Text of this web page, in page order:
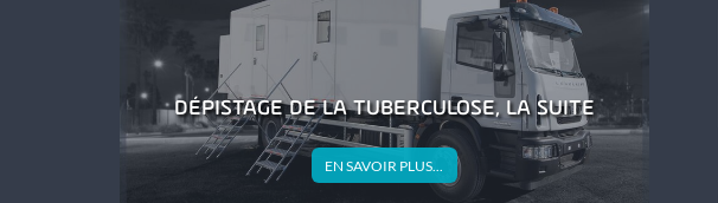
DÉPISTAGE DE LA TUBERCULOSE, LA SUITE
EN SAVOIR PLUS...
DÉPISTAGE
DE